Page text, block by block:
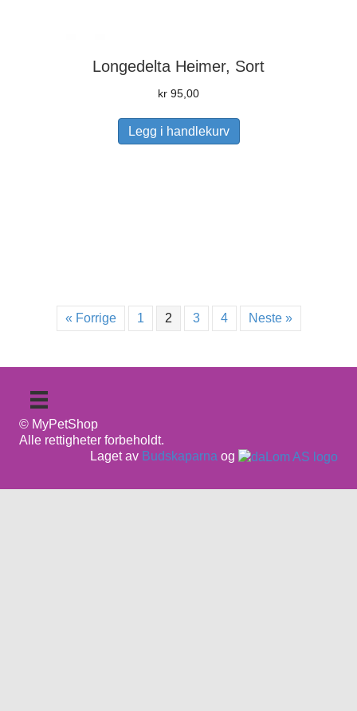
Longedelta Heimer, Sort
kr 95,00
Legg i handlekurv
« Forrige 1 2 3 4 Neste »
© MyPetShop
Alle rettigheter forbeholdt.
Laget av Budskaparna og